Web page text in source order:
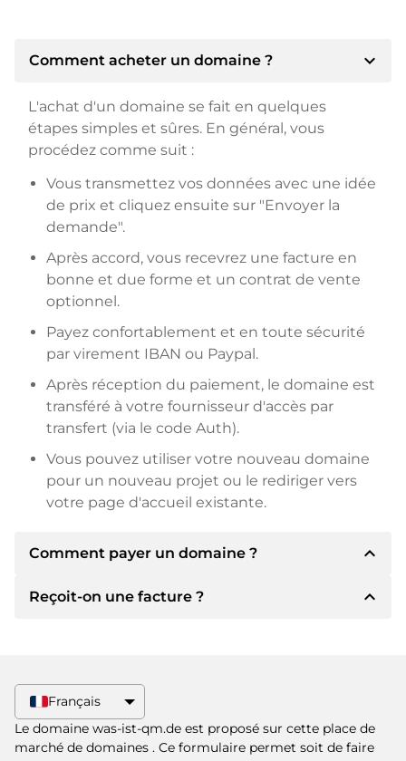
Comment acheter un domaine ? expand_more
L'achat d'un domaine se fait en quelques
étapes simples et sûres. En général, vous
procédez comme suit :
Vous transmettez vos données avec une idée
de prix et cliquez ensuite sur "Envoyer la
demande".
Après accord, vous recevrez une facture en
bonne et due forme et un contrat de vente
optionnel.
Payez confortablement et en toute sécurité
par virement IBAN ou Paypal.
Après réception du paiement, le domaine est
transféré à votre fournisseur d'accès par
transfert (via le code Auth).
Vous pouvez utiliser votre nouveau domaine
pour un nouveau projet ou le rediriger vers
votre page d'accueil existante.
Comment payer un domaine ? expand_less
Après un accord, le titulaire vous
proposera Paypal ou d'autres méthodes de
paiement.
Veuillez toujours mentionner le nom de
Reçoit-on une facture ? expand_less
élevé, vous recevrez également un contrat de
vente supplémentaire si vous le souhaitez.
Français
Le domaine was-ist-qm.de est proposé sur cette place de
marché de domaines . Ce formulaire permet soit de faire